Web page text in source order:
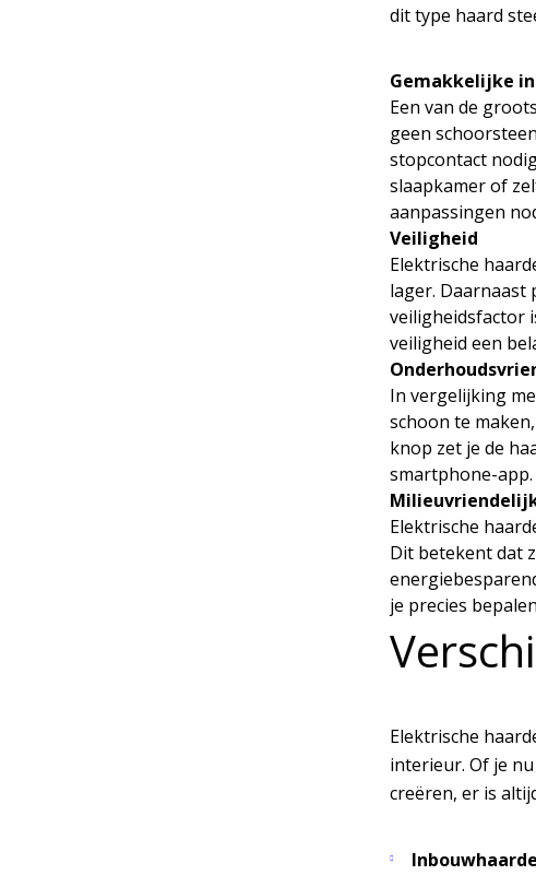
dit type haard
Gemakkelijke
Een van de
geen
stopcontact
slaapkamer of
aanpassingen
Veiligheid
Elektrische
lager. Daarnaast
veiligheidsfactor
veiligheid een
In vergelijking
schoon te
knop zet je de
smartphone-
Elektrische
Dit betekent dat
je precies
Elektrische
interieur. Of je
creëren, er is